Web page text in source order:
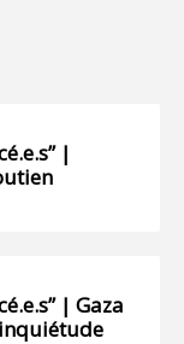
|
| Gaza